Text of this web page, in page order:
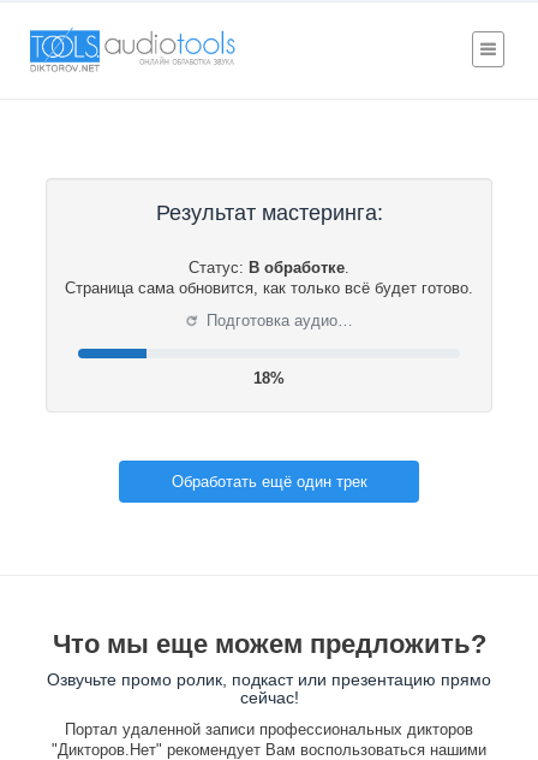
Результат мастеринга:
Статус: В обработке.
Страница сама обновится, как только всё будет готово.
⟳ Подготовка аудио…
18%
Обработать ещё один трек
Что мы еще можем предложить?
Озвучьте промо ролик, подкаст или презентацию прямо
сейчас!
Портал удаленной записи профессиональных дикторов
"Дикторов.Нет" рекомендует Вам воспользоваться нашими